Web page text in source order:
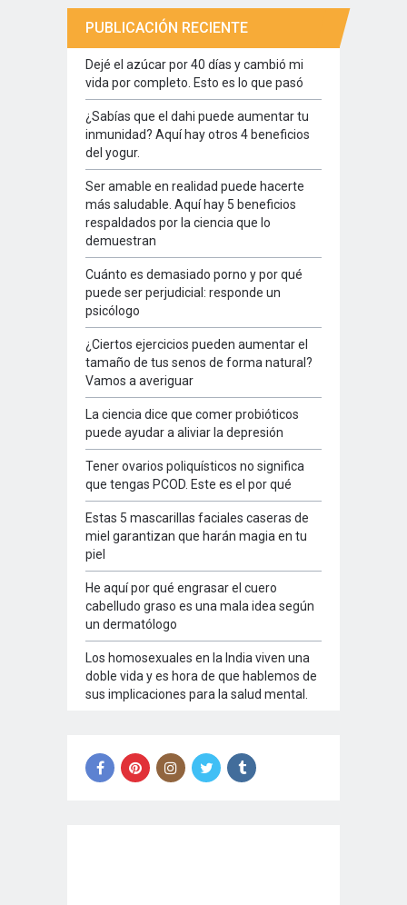
PUBLICACIÓN RECIENTE
Dejé el azúcar por 40 días y cambió mi
vida por completo. Esto es lo que pasó
¿Sabías que el dahi puede aumentar tu
inmunidad? Aquí hay otros 4 beneficios
del yogur.
Ser amable en realidad puede hacerte
más saludable. Aquí hay 5 beneficios
respaldados por la ciencia que lo
demuestran
Cuánto es demasiado porno y por qué
puede ser perjudicial: responde un
psicólogo
¿Ciertos ejercicios pueden aumentar el
tamaño de tus senos de forma natural?
Vamos a averiguar
La ciencia dice que comer probióticos
puede ayudar a aliviar la depresión
Tener ovarios poliquísticos no significa
que tengas PCOD. Este es el por qué
Estas 5 mascarillas faciales caseras de
miel garantizan que harán magia en tu
piel
He aquí por qué engrasar el cuero
cabelludo graso es una mala idea según
un dermatólogo
Los homosexuales en la India viven una
doble vida y es hora de que hablemos de
sus implicaciones para la salud mental.